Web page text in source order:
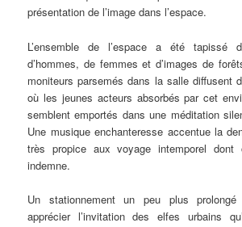
présentation de l’image dans l’espace.
L’ensemble de l’espace a été tapissé
d’hommes, de femmes et d’images de
moniteurs parsemés dans la salle diffusent
où les jeunes acteurs absorbés par cet
semblent emportés dans une méditation
Une musique enchanteresse accentue la
très propice aux voyage intemporel
indemne.
Un stationnement un peu plus
apprécier l’invitation des elfes urbains